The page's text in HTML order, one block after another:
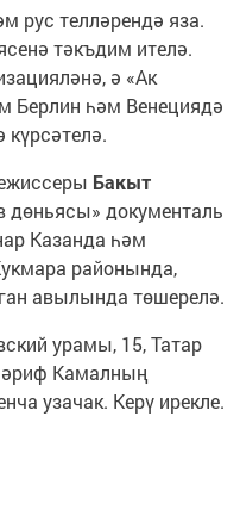
рус телләрендә яза.
тәкъдим ителә.
ә «Ак
Берлин һәм Венециядә
Бакыт
дөньясы» документаль
Казанда һәм
районында,
авылында төшерелә.
урамы, 15, Татар
Камалның
узачак. Керү ирекле.